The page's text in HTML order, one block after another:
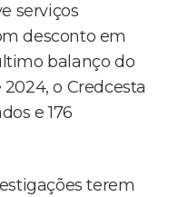
serviços
desconto em
balanço do
o Credcesta
e 176
terem